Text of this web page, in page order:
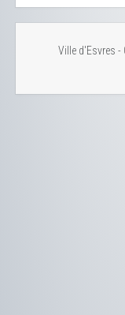
Ville d'Esvres